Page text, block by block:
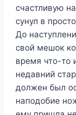
счастливую
сунул в
До
свой мешок
время что-то
недавний
должен был
наподобие